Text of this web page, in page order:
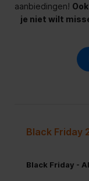
aanbiedingen!
je niet wilt
Black Friday
Black Friday -